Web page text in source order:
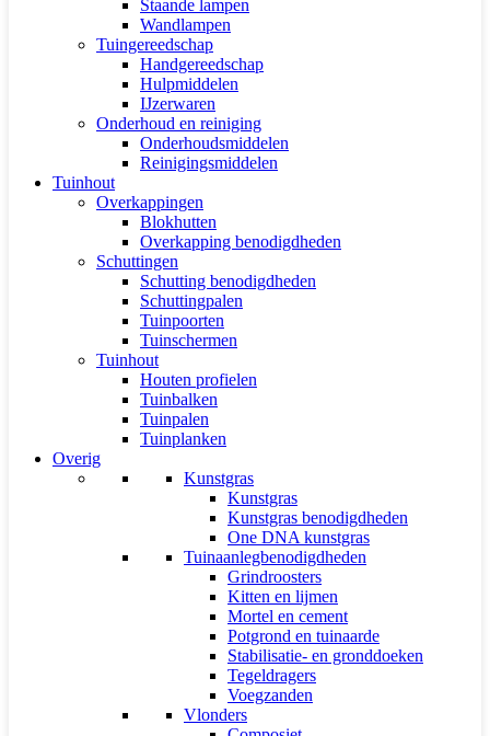
Staande lampen
Wandlampen
Tuingereedschap
Handgereedschap
Hulpmiddelen
IJzerwaren
Onderhoud en reiniging
Onderhoudsmiddelen
Reinigingsmiddelen
Tuinhout
Overkappingen
Blokhutten
Overkapping benodigdheden
Schuttingen
Schutting benodigdheden
Schuttingpalen
Tuinpoorten
Tuinschermen
Tuinhout
Houten profielen
Tuinbalken
Tuinpalen
Tuinplanken
Overig
Kunstgras
Kunstgras
Kunstgras benodigdheden
One DNA kunstgras
Tuinaanlegbenodigdheden
Grindroosters
Kitten en lijmen
Mortel en cement
Potgrond en tuinaarde
Stabilisatie- en gronddoeken
Tegeldragers
Voegzanden
Vlonders